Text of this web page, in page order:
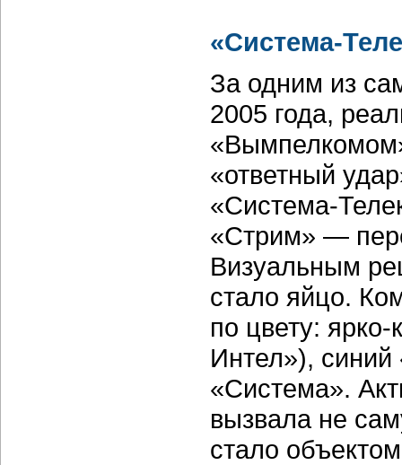
«Система-
За одним из
2005 года,
«ответный
«Система-
«Стрим» —
Визуальным
стало яйцо.
по цвету:
Интел»),
«Система».
вызвала не
стало